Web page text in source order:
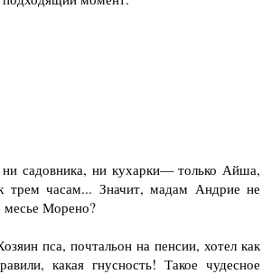
садовника, ни кухарки— только Айша,
трем часам... Значит, мадам Андрие не
месье Морено?
пса, почтальон на пенсии, хотел как
какая гнусность! Такое чудесное